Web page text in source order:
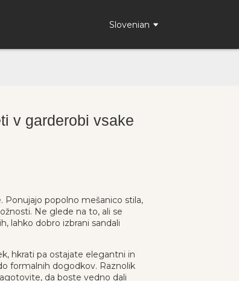
Slovenian
v garderobi vsake
Ponujajo popolno mešanico stila,
Ne glede na to, ali se
lahko dobro izbrani sandali
hkrati pa ostajate elegantni in
formalnih dogodkov. Raznolik
da boste vedno dali